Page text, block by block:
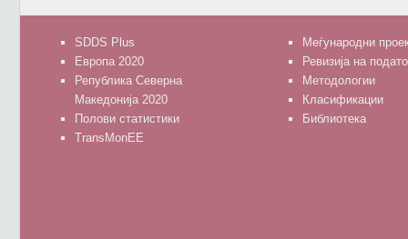
SDDS Plus
Европа 2020
Република Северна
Македонија 2020
Полови статистики
TransMonEE
Меѓународни
Ревизија на
Методологии
Класификации
Библиотека